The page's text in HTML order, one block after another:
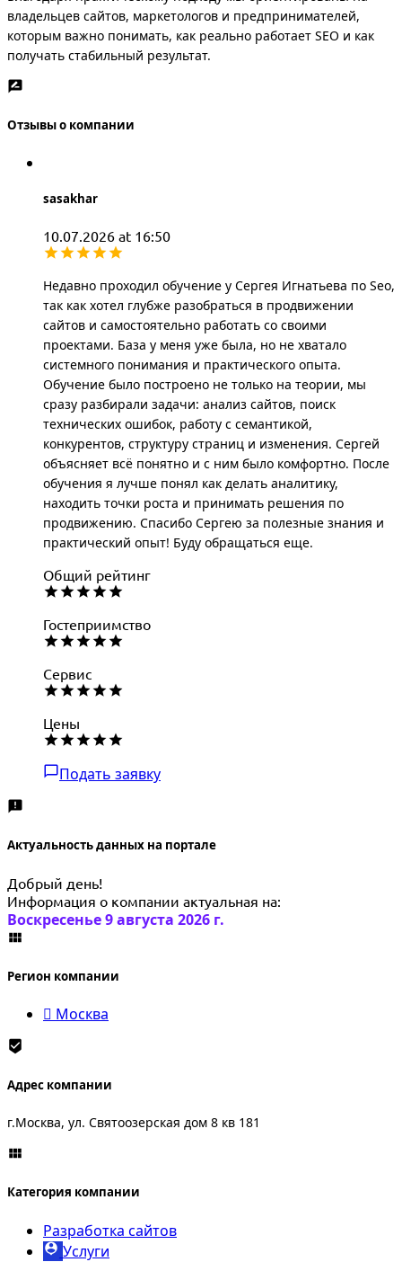
владельцев сайтов, маркетологов и предпринимателей,
которым важно понимать, как реально работает SEO и как
получать стабильный результат.
Отзывы о компании
sasakhar
10.07.2026 at 16:50
Недавно проходил обучение у Сергея Игнатьева по Seo,
так как хотел глубже разобраться в продвижении
сайтов и самостоятельно работать со своими
проектами. База у меня уже была, но не хватало
системного понимания и практического опыта.
Обучение было построено не только на теории, мы
сразу разбирали задачи: анализ сайтов, поиск
технических ошибок, работу с семантикой,
конкурентов, структуру страниц и изменения. Сергей
объясняет всё понятно и с ним было комфортно. После
обучения я лучше понял как делать аналитику,
находить точки роста и принимать решения по
продвижению. Спасибо Сергею за полезные знания и
практический опыт! Буду обращаться еще.
Общий рейтинг
Гостеприимство
Сервис
Цены
Подать заявку
Актуальность данных на портале
Добрый день!
Информация о компании актуальная на:
Воскресенье 9 августа 2026 г.
Регион компании
Москва
Адрес компании
г.Москва, ул. Святоозерская дом 8 кв 181
Категория компании
Разработка сайтов
Услуги